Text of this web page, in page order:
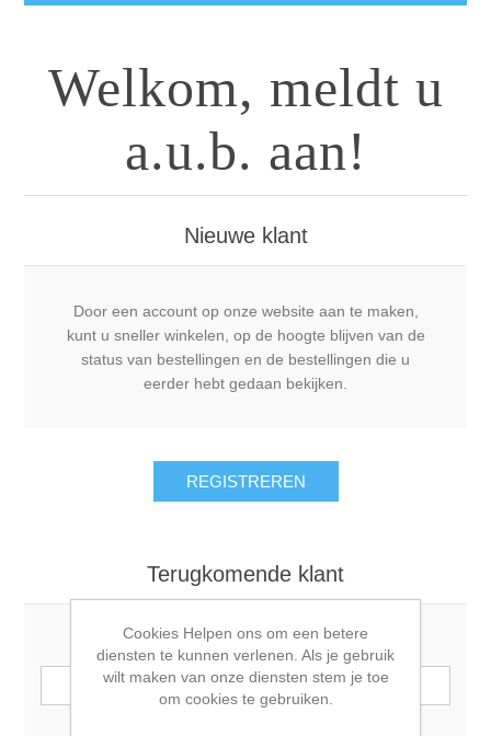
Welkom, meldt u
a.u.b. aan!
Nieuwe klant
Door een account op onze website aan te maken,
kunt u sneller winkelen, op de hoogte blijven van de
status van bestellingen en de bestellingen die u
eerder hebt gedaan bekijken.
Terugkomende klant
E-mail:
Cookies Helpen ons om een betere
diensten te kunnen verlenen. Als je gebruik
wilt maken van onze diensten stem je toe
om cookies te gebruiken.